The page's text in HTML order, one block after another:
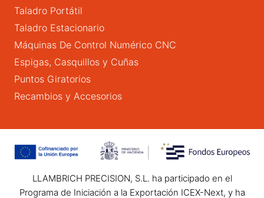
Taladro Portátil
Taladro Estacionario
Máquinas De Control Numérico CNC
Espigas, Casquillos y Cuñas
Puntos Giratorios
Recambios y Accesorios
LLAMBRICH PRECISION, S.L. ha participado en el
Programa de Iniciación a la Exportación ICEX-Next, y ha